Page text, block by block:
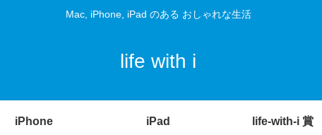
Mac, iPhone, iPad のある おしゃれな生活
life with i
iPhone iPad life-with-i 賞